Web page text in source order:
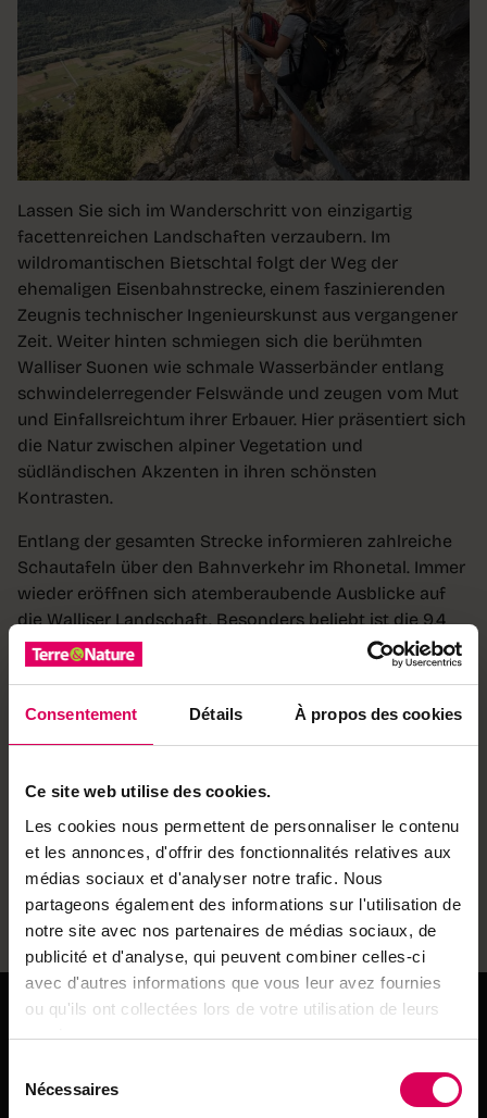
Consentement Détails À propos des cookies
Ce site web utilise des cookies.
Les cookies nous permettent de personnaliser le contenu
et les annonces, d'offrir des fonctionnalités relatives aux
médias sociaux et d'analyser notre trafic. Nous
partageons également des informations sur l'utilisation de
notre site avec nos partenaires de médias sociaux, de
publicité et d'analyse, qui peuvent combiner celles-ci
avec d'autres informations que vous leur avez fournies
ou qu'ils ont collectées lors de votre utilisation de leurs
services.
Nécessaires
Lassen Sie sich im Wanderschritt von einzigartig
facettenreichen Landschaften verzaubern. Im
wildromantischen Bietschtal folgt der Weg der
ehemaligen Eisenbahnstrecke, einem faszinierenden
Zeugnis technischer Ingenieurskunst aus vergangener
Zeit. Weiter hinten schmiegen sich die berühmten
Walliser Suonen wie schmale Wasserbänder entlang
schwindelerregender Felswände und zeugen vom Mut
und Einfallsreichtum ihrer Erbauer. Hier präsentiert sich
die Natur zwischen alpiner Vegetation und
südländischen Akzenten in ihren schönsten
Kontrasten.
Entlang der gesamten Strecke informieren zahlreiche
Schautafeln über den Bahnverkehr im Rhonetal. Immer
wieder eröffnen sich atemberaubende Ausblicke auf
die Walliser Landschaft. Besonders beliebt ist die 9,4
Kilometer lange Etappe von Hohtenn nach Ausserberg,
die Wanderer jeden Alters begeistert. Für diesen
geeignet ist, sollten Sie rund 3,5 Stunden Gehzeit
einplanen. Am Ziel angekommen, können Sie bequem
Richtung Brig fortsetzen.
Mit PostAuto kommen Sie einfach, bequem und
umweltschonend ans Ziel. Ein idealer Tagesausflug im
Frühling wie im Herbst, wenn sonnige Stunden diese
unvergessliche Wanderung noch schöner machen.
Praktische Infos
ANFAHRT
Ab Gampel-Steg, Bahnhof, bis nach Hohtenn, Dorf